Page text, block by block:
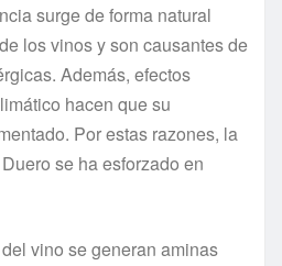
surge de forma natural
los vinos y son causantes de
Además, efectos
hacen que su
Por estas razones, la
se ha esforzado en
vino se generan aminas